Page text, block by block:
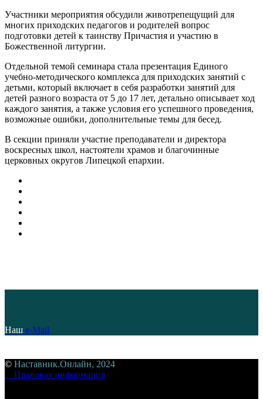
Участники мероприятия обсудили животрепещущий для
многих приходских педагогов и родителей вопрос
подготовки детей к таинству Причастия и участию в
Божественной литургии.
Отдельной темой семинара стала презентация Единого
учебно-методического комплекса для приходских занятий с
детьми, который включает в себя разработки занятий для
детей разного возраста от 5 до 17 лет, детально описывает ход
каждого занятия, а также условия его успешного проведения,
возможные ошибки, дополнительные темы для бесед.
В секции приняли участие преподаватели и директора
воскресных школ, настоятели храмов и благочинные
церковных округов Липецкой епархии.
Наш e-Mail
© Наставник.Онлайн, 2024
Правовая информация